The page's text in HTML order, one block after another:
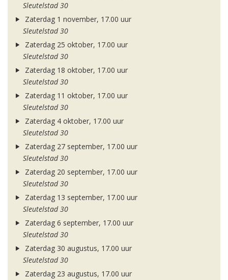
Sleutelstad 30
Zaterdag 1 november, 17.00 uur
Sleutelstad 30
Zaterdag 25 oktober, 17.00 uur
Sleutelstad 30
Zaterdag 18 oktober, 17.00 uur
Sleutelstad 30
Zaterdag 11 oktober, 17.00 uur
Sleutelstad 30
Zaterdag 4 oktober, 17.00 uur
Sleutelstad 30
Zaterdag 27 september, 17.00 uur
Sleutelstad 30
Zaterdag 20 september, 17.00 uur
Sleutelstad 30
Zaterdag 13 september, 17.00 uur
Sleutelstad 30
Zaterdag 6 september, 17.00 uur
Sleutelstad 30
Zaterdag 30 augustus, 17.00 uur
Sleutelstad 30
Zaterdag 23 augustus, 17.00 uur